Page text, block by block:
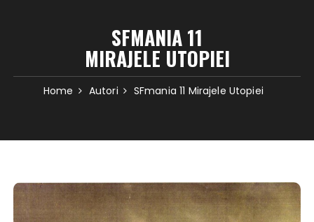
SFMANIA 11
MIRAJELE UTOPIEI
Home Autori SFmania 11 Mirajele Utopiei